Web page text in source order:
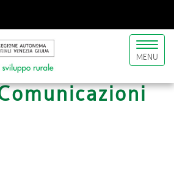
Toggle
MENU